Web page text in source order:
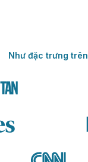
Như đặc trưng trên